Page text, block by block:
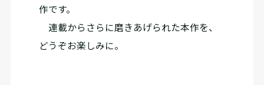
作です。
連載からさらに磨きあげられた本作を、
どうぞお楽しみに。